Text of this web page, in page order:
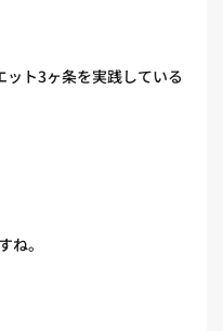
ト3ヶ条を実践している
ね。